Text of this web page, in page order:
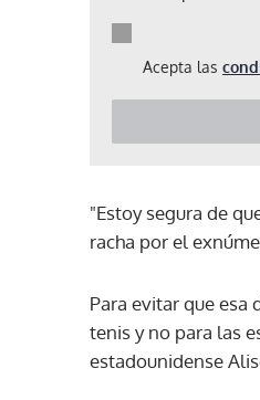
Acepta las
"Estoy segura de
racha por el
Para evitar que esa
tenis y no para las
estadounidense